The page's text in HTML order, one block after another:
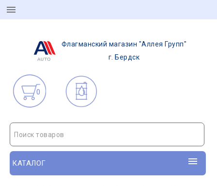
Флагманский магазин "Аллея Групп"
г. Бердск
0
Поиск товаров
КАТАЛОГ